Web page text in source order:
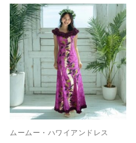
ムームー・ハワイアンドレス